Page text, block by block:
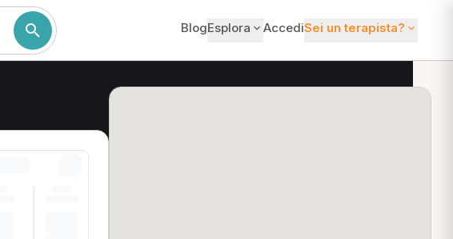
BlogEsplora AccediSei un terapista?